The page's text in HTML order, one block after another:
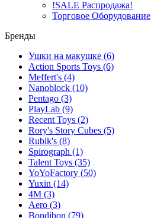
!SALE Распродажа!
Торговое Оборудование
Бренды
Ушки на макушке (6)
Action Sports Toys (6)
Meffert's (4)
Nanoblock (10)
Pentago (3)
PlayLab (9)
Recent Toys (2)
Rory's Story Cubes (5)
Rubik's (8)
Spirograph (1)
Talent Toys (35)
YoYoFactory (50)
Yuxin (14)
4M (3)
Aero (3)
Bondibon (79)